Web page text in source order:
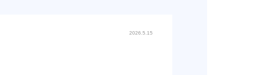
2026.5.15